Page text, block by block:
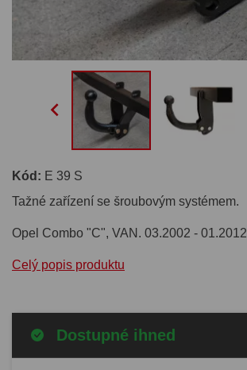

Kód: E 39 S
Tažné zařízení se šroubovým systémem.
Opel Combo "C", VAN. 03.2002 - 01.2012
Celý popis produktu
Dostupné ihned